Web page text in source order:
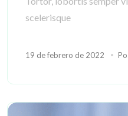
scelerisque
19 de febrero de 2022